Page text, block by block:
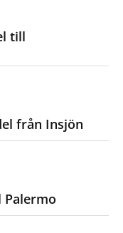
till
från Insjön